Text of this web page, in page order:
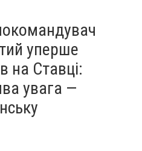
уперше
на Ставці:
увага —